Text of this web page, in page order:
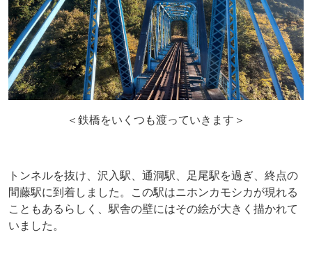
＜鉄橋をいくつも渡っていきます＞
トンネルを抜け、沢入駅、通洞駅、足尾駅を過ぎ、終点の
間藤駅に到着しました。この駅はニホンカモシカが現れる
こともあるらしく、駅舎の壁にはその絵が大きく描かれて
いました。